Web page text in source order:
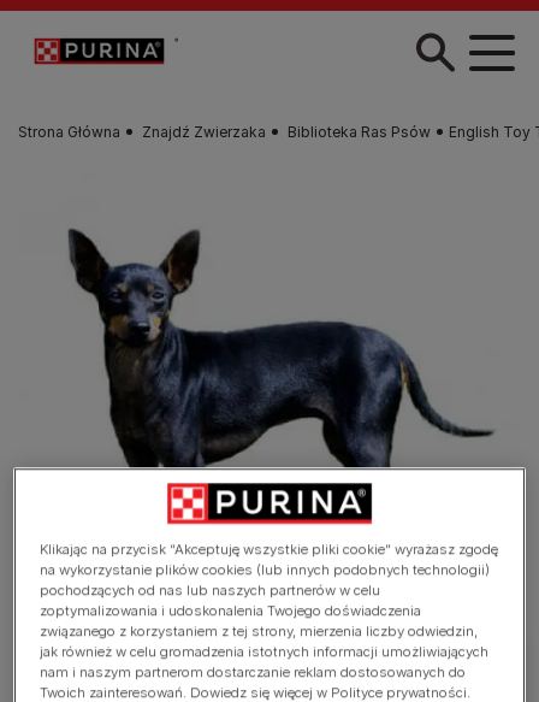
Przejdź do treści
Strona Główna Znajdź Zwierzaka Biblioteka Ras Psów English Toy
Klikając na przycisk “Akceptuję wszystkie pliki cookie” wyrażasz zgodę
na wykorzystanie plików cookies (lub innych podobnych technologii)
pochodzących od nas lub naszych partnerów w celu
zoptymalizowania i udoskonalenia Twojego doświadczenia
związanego z korzystaniem z tej strony, mierzenia liczby odwiedzin,
jak również w celu gromadzenia istotnych informacji umożliwiających
nam i naszym partnerom dostarczanie reklam dostosowanych do
Twoich zainteresowań. Dowiedz się więcej w Polityce prywatności.